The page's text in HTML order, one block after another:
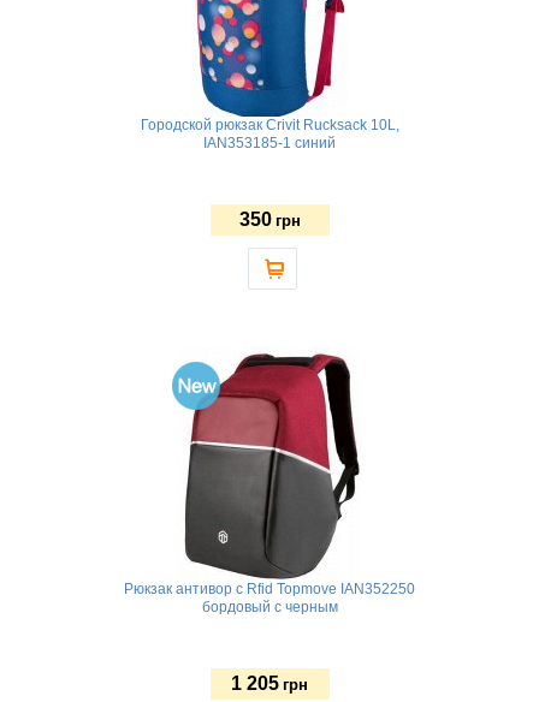
Городской рюкзак Crivit Rucksack 10L,
IAN353185-1 синий
350 грн
Рюкзак антивор с Rfid Topmove IAN352250
бордовый с черным
1 205 грн